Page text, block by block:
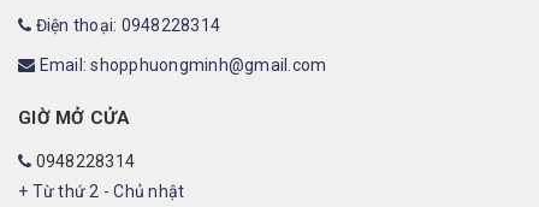
Điện thoại: 0948228314
Email: shopphuongminh@gmail.com
GIỜ MỞ CỬA
0948228314
+ Từ thứ 2 - Chủ nhật